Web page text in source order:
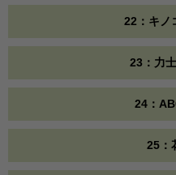
22：キノ
23：力
24：
25：